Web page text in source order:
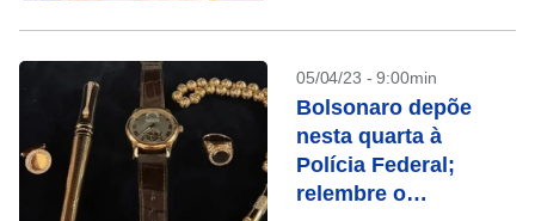
05/04/23 - 9:00min
Bolsonaro depõe
nesta quarta à
Polícia Federal;
relembre o